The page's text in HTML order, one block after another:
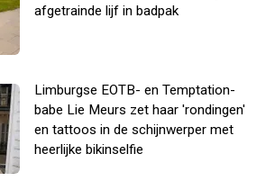
afgetrainde lijf in badpak
Limburgse EOTB- en Temptation-
babe Lie Meurs zet haar 'rondingen'
en tattoos in de schijnwerper met
heerlijke bikinselfie